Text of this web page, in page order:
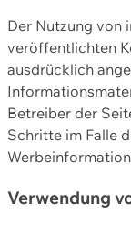
Der Nutzung von
veröffentlichten
ausdrücklich
Betreiber der
Schritte im Falle
Verwendung